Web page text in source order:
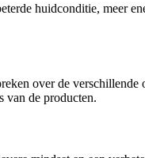
huidconditie, meer
over de
van de producten.